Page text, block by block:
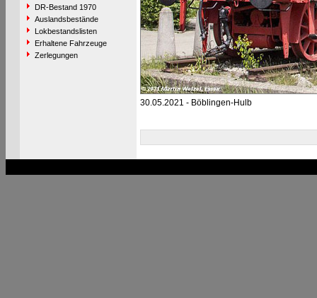
DR-Bestand 1970
Auslandsbestände
Lokbestandslisten
Erhaltene Fahrzeuge
Zerlegungen
30.05.2021 - Böblingen-Hulb